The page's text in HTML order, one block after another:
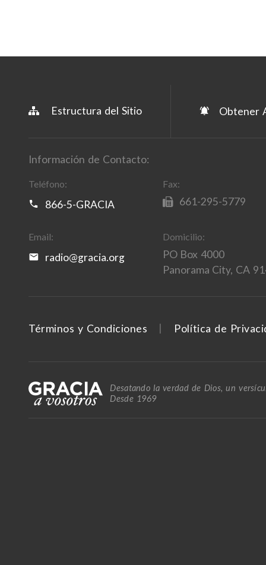
Estructura del Sitio Obtener
Información de Contacto:
Teléfono:
866-5-GRACIA
Fax:
661-295-5779
Email:
radio@gracia.org
Domicilio:
PO Box 4000
Panorama City, CA
Términos y Condiciones Política de
Desatando la verdad de Dios, un
Desde 1969